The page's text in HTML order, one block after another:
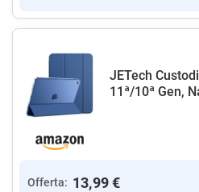
JETech
11ª/10ª Gen,
Offerta: 13,99 €